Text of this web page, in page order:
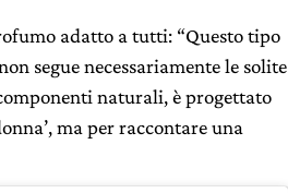
adatto a tutti: “Questo tipo
segue necessariamente le solite
naturali, è progettato
ma per raccontare una